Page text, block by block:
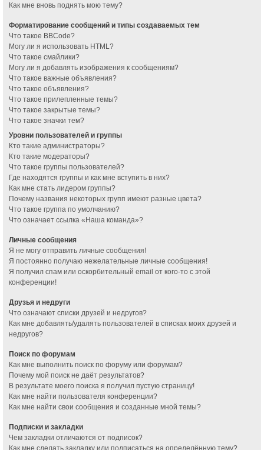
Как мне вновь поднять мою тему?
Форматирование сообщений и типы создаваемых тем
Что такое BBCode?
Могу ли я использовать HTML?
Что такое смайлики?
Могу ли я добавлять изображения к сообщениям?
Что такое важные объявления?
Что такое объявления?
Что такое прилепленные темы?
Что такое закрытые темы?
Что такое значки тем?
Уровни пользователей и группы
Кто такие администраторы?
Кто такие модераторы?
Что такое группы пользователей?
Где находятся группы и как мне вступить в них?
Как мне стать лидером группы?
Почему названия некоторых групп имеют разные цвета?
Что такое группа по умолчанию?
Что означает ссылка «Наша команда»?
Личные сообщения
Я не могу отправить личные сообщения!
Я постоянно получаю нежелательные личные сообщения!
Я получил спам или оскорбительный email от кого-то с этой
конференции!
Друзья и недруги
Что означают списки друзей и недругов?
Как мне добавлять/удалять пользователей в списках моих друзей и
недругов?
Поиск по форумам
Как мне выполнить поиск по форуму или форумам?
Почему мой поиск не даёт результатов?
В результате моего поиска я получил пустую страницу!
Как мне найти пользователя конференции?
Как мне найти свои сообщения и созданные мной темы?
Подписки и закладки
Чем закладки отличаются от подписок?
Как мне сделать закладку или подписаться на определённую тему?